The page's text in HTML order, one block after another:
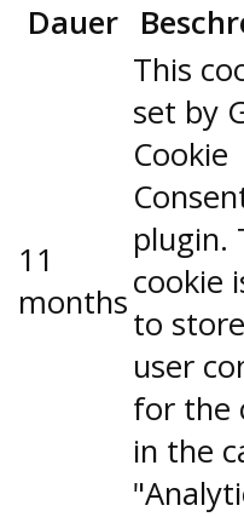
Dauer
11
months
This
set by
Cookie
plugin.
cookie
to
user
for the
in the